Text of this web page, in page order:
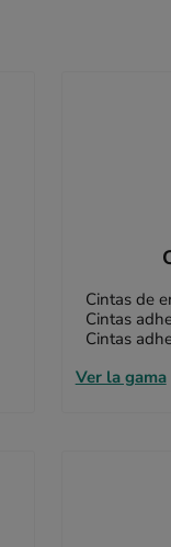
Cintas de
Cintas
Cintas
Ver la gama